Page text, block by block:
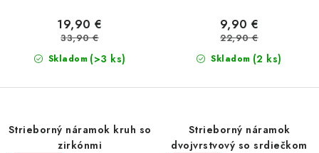
Skladom (>3 ks)
19,90 €
33,90 €
Skladom (2 ks)
9,90 €
22,90 €
Strieborný náramok kruh so
zirkónmi
Strieborný náramok
dvojvrstvový so srdiečkom